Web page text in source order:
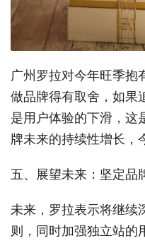
广州罗拉对今年旺季抱
做品牌得有取舍，如果
是用户体验的下滑，这
牌未来的持续性增长，
五、展望未来：坚定品
未来，罗拉表示将继续
则，同时加强独立站的